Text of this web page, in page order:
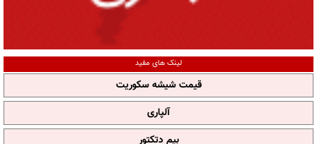
لینک های مفید
قیمت شیشه سکوریت
آلپاری
بیم دتکتور